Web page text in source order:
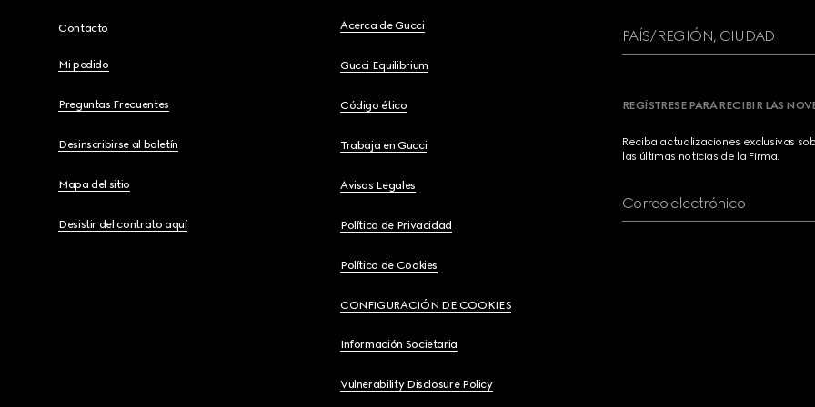
Contacto
Mi pedido
Preguntas Frecuentes
Desinscribirse al boletín
Mapa del sitio
Desistir del contrato aquí
Acerca de Gucci
Gucci Equilibrium
Código ético
Trabaja en Gucci
Avisos Legales
Política de Privacidad
Política de Cookies
CONFIGURACIÓN DE COOKIES
Información Societaria
Vulnerability Disclosure Policy
PAÍS/REGIÓN, CIUDAD
REGÍSTRESE PARA RECIBIR LAS
Reciba actualizaciones exclusivas
las últimas noticias de la Firma.
Correo electrónico